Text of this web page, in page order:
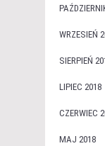
WRZESIEŃ
SIERPIEŃ
LIPIEC 2018
CZERWIEC
MAJ 2018